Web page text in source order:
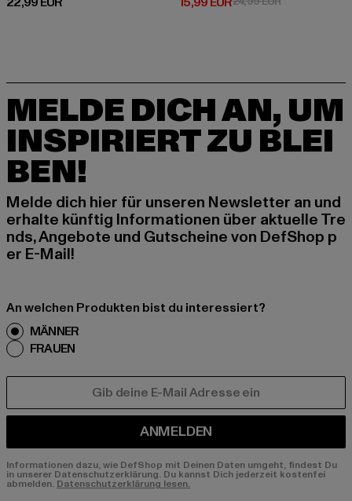
MELDE DICH AN, UM
INSPIRIERT ZU BLEI
BEN!
Melde dich hier für unseren Newsletter an und
erhalte künftig Informationen über aktuelle Tre
nds, Angebote und Gutscheine von DefShop p
er E-Mail!
An welchen Produkten bist du interessiert?
MÄNNER
FRAUEN
ANMELDEN
Informationen dazu, wie DefShop mit Deinen Daten umgeht, findest Du
in unserer Datenschutzerklärung. Du kannst Dich jederzeit kostenfei
abmelden. Datenschutzerklärung lesen.